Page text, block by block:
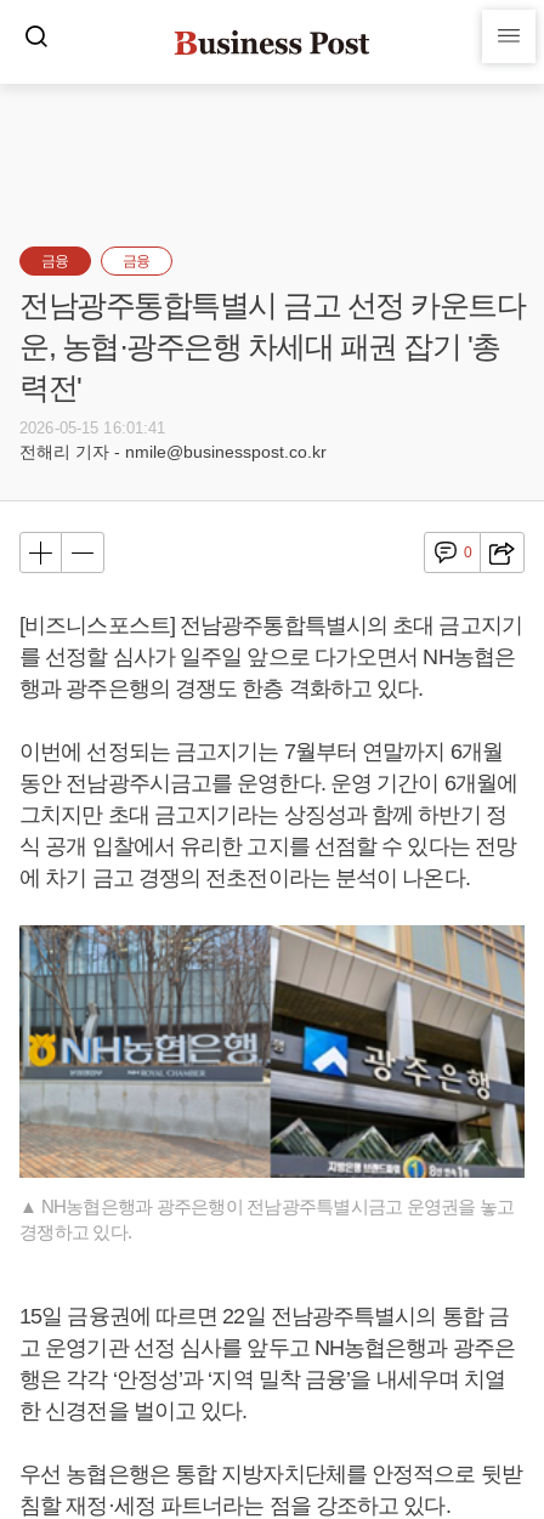
금융 금융
전남광주통합특별시 금고 선정 카운트다
운, 농협·광주은행 차세대 패권 잡기 '총
력전'
2026-05-15 16:01:41
전해리 기자 - nmile@businesspost.co.kr
0
[비즈니스포스트] 전남광주통합특별시의 초대 금고지기
를 선정할 심사가 일주일 앞으로 다가오면서 NH농협은
행과 광주은행의 경쟁도 한층 격화하고 있다.
이번에 선정되는 금고지기는 7월부터 연말까지 6개월
동안 전남광주시금고를 운영한다. 운영 기간이 6개월에
그치지만 초대 금고지기라는 상징성과 함께 하반기 정
식 공개 입찰에서 유리한 고지를 선점할 수 있다는 전망
에 차기 금고 경쟁의 전초전이라는 분석이 나온다.
▲ NH농협은행과 광주은행이 전남광주특별시금고 운영권을 놓고
경쟁하고 있다.
15일 금융권에 따르면 22일 전남광주특별시의 통합 금
고 운영기관 선정 심사를 앞두고 NH농협은행과 광주은
행은 각각 ‘안정성’과 ‘지역 밀착 금융’을 내세우며 치열
한 신경전을 벌이고 있다.
우선 농협은행은 통합 지방자치단체를 안정적으로 뒷받
침할 재정·세정 파트너라는 점을 강조하고 있다.